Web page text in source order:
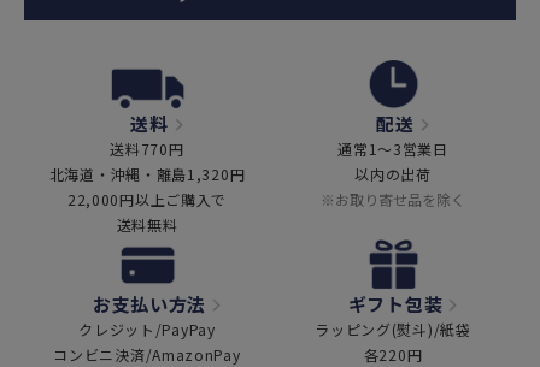
送料
送料770円
北海道・沖縄・離島1,320円
22,000円以上ご購入で
送料無料
配送
通常1～3営業日
以内の出荷
※お取り寄せ品を除く
お支払い方法
クレジット/PayPay
コンビニ決済/AmazonPay
ギフト包装
ラッピング(熨斗)/紙袋
各220円